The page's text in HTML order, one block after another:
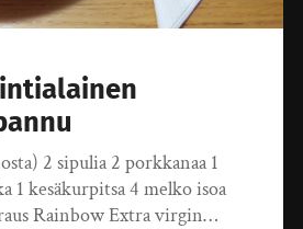
2 sipulia 2 porkkanaa 1
1 kesäkurpitsa 4 melko isoa
Rainbow Extra virgin…